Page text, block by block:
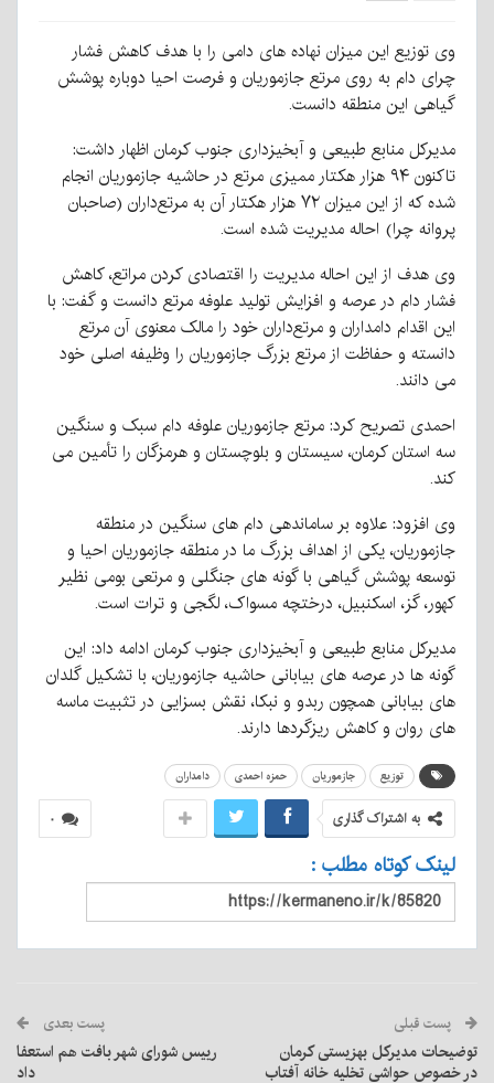
وی توزیع این میزان نهاده های دامی را با هدف کاهش فشار
چرای دام به روی مرتع جازموریان و فرصت احیا دوباره پوشش
گیاهی این منطقه دانست.
مدیرکل منابع طبیعی و آبخیزداری جنوب کرمان اظهار داشت:
تاکنون ۹۴ هزار هکتار ممیزی مرتع در حاشیه جازموریان انجام
شده که از این میزان ۷۲ هزار هکتار آن به مرتع‌داران (صاحبان
پروانه چرا) احاله مدیریت شده است.
وی هدف از این احاله مدیریت را اقتصادی کردن مراتع، کاهش
فشار دام در عرصه و افزایش تولید علوفه مرتع دانست و گفت: با
این اقدام دامداران و مرتع‌داران خود را مالک معنوی آن مرتع
دانسته و حفاظت از مرتع بزرگ جازموریان را وظیفه اصلی خود
می دانند.
احمدی تصریح کرد: مرتع جازموریان علوفه دام سبک و سنگین
سه استان کرمان، سیستان و بلوچستان و هرمزگان را تأمین می
کند.
وی افزود: علاوه بر ساماندهی دام های سنگین در منطقه
جازموریان، یکی از اهداف بزرگ ما در منطقه جازموریان احیا و
توسعه پوشش گیاهی با گونه های جنگلی و مرتعی بومی نظیر
کهور، گز، اسکنبیل، درختچه مسواک، لگجی و ترات است.
مدیرکل منابع طبیعی و آبخیزداری جنوب کرمان ادامه داد: این
گونه ها در عرصه های بیابانی حاشیه جازموریان، با تشکیل گلدان
های بیابانی همچون ربدو و نبکا، نقش بسزایی در تثبیت ماسه
های روان و کاهش ریزگردها دارند.
توزیع جازموریان حمزه احمدی دامداران
۰ به اشتراک گذاری
لینک کوتاه مطلب :
پست قبلی
توضیحات مدیرکل بهزیستی کرمان
در خصوص حواشی تخلیه خانه آفتاب
پست بعدی
رییس شورای شهر بافت هم استعفا
داد